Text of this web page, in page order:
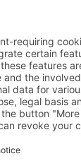
y gratuito